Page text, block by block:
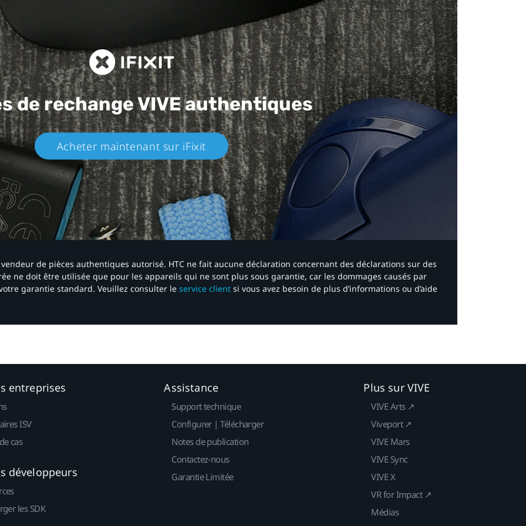
de rechangeVIVE authentiques​
Acheter maintenant sur iFixit​
de pièces authentiques autorisé. HTC ne fait aucune déclaration concernant des déclarations sur des
ne doit être utilisée que pour les appareils qui ne sont plus sous garantie, car les dommages causés par
garantie standard. Veuillez consulter le service client si vous avez besoin de plus d’informations ou d’aide
entreprises
ISV
cas
développeurs
les SDK
Assistance
Support technique
Configurer | Télécharger
Notes de publication
Contactez-nous
Garantie Limitée
Plus sur VIVE
VIVE Arts ↗
Viveport ↗
VIVE Mars
VIVE Sync
VIVE X
VR for Impact ↗
Médias